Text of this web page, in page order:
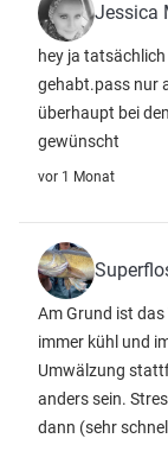
Jessica
hey ja
gehabt.pass nur
überhaupt bei
gewünscht
vor 1 Monat
Am Grund ist
immer kühl und
Umwälzung
anders sein.
dann (sehr